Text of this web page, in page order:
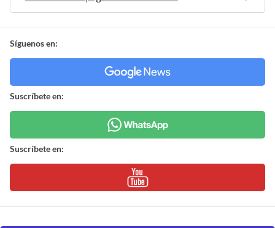
Síguenos en:
Suscríbete en:
Suscríbete en: